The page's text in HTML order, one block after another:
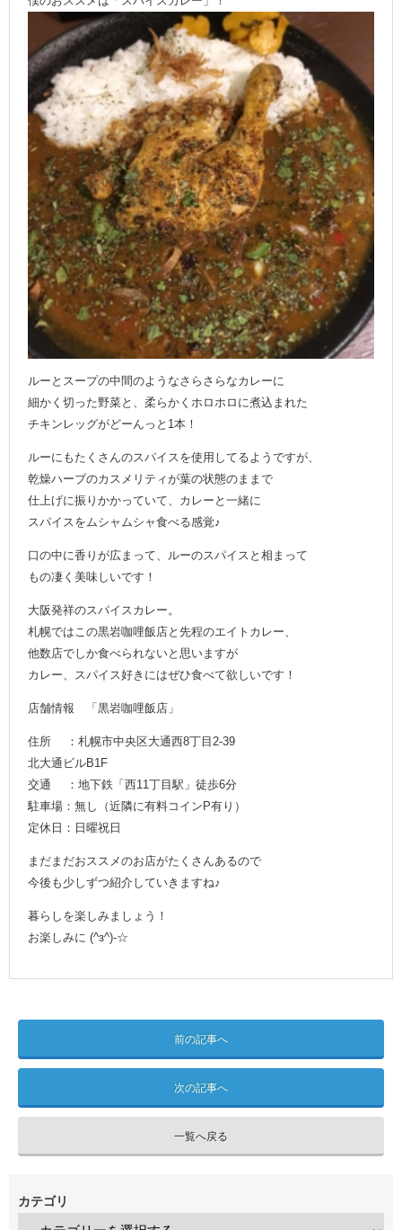
ルーとスープの中間のようなさらさらなカレーに
細かく切った野菜と、柔らかくホロホロに煮込まれた
チキンレッグがどーんっと1本！
ルーにもたくさんのスパイスを使用してるようですが、
乾燥ハーブのカスメリティが葉の状態のままで
仕上げに振りかかっていて、カレーと一緒に
スパイスをムシャムシャ食べる感覚♪
口の中に香りが広まって、ルーのスパイスと相まって
もの凄く美味しいです！
大阪発祥のスパイスカレー。
札幌ではこの黒岩咖哩飯店と先程のエイトカレー、
他数店でしか食べられないと思いますが
カレー、スパイス好きにはぜひ食べて欲しいです！
店舗情報 「黒岩咖哩飯店」
住所 ：札幌市中央区大通西8丁目2-39
北大通ビルB1F
交通 ：地下鉄「西11丁目駅」徒歩6分
駐車場：無し（近隣に有料コインP有り）
定休日：日曜祝日
まだまだおススメのお店がたくさんあるので
今後も少しずつ紹介していきますね♪
暮らしを楽しみましょう！
お楽しみに (^з^)-☆
前の記事へ
次の記事へ
一覧へ戻る
カテゴリ